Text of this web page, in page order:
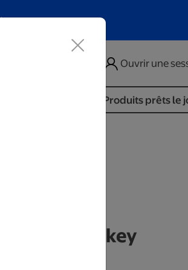
Ouvrir une
Produits prêts le
de hockey
ouvrables.